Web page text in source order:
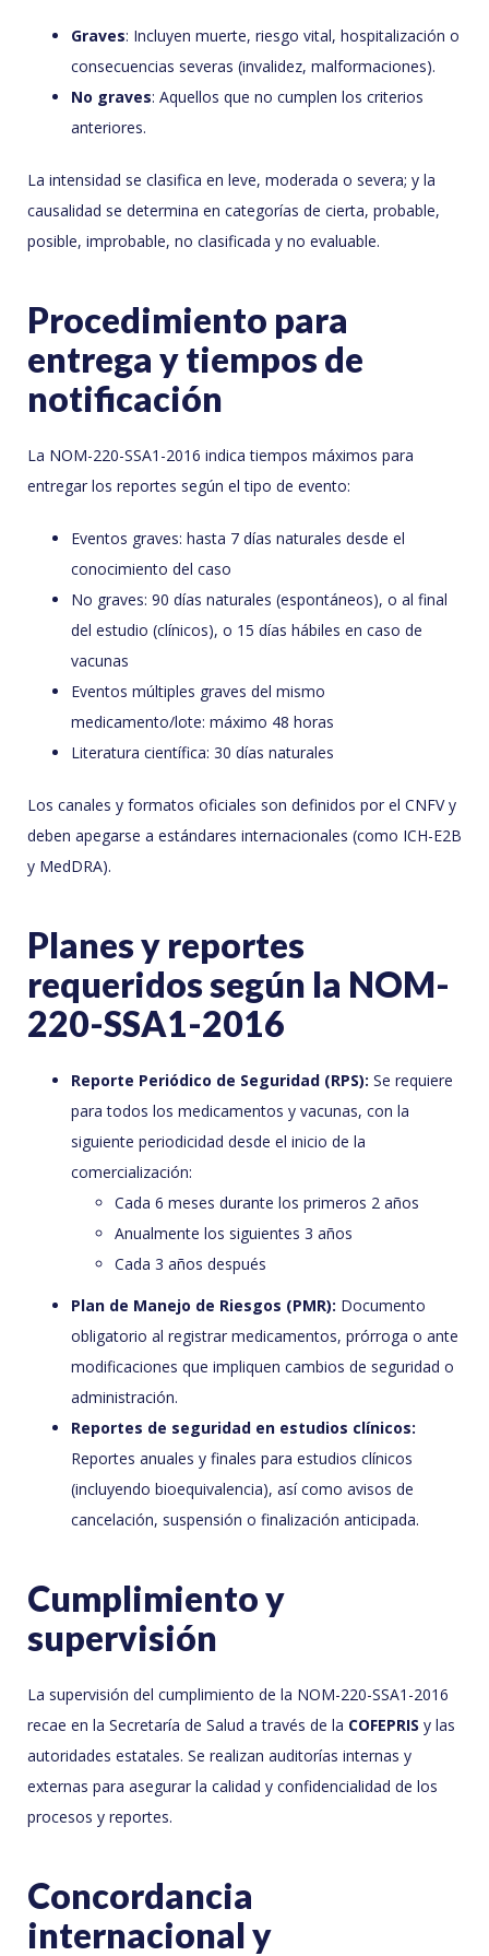
Graves: Incluyen muerte, riesgo vital, hospitalización o
consecuencias severas (invalidez, malformaciones).
No graves: Aquellos que no cumplen los criterios
anteriores.
La intensidad se clasifica en leve, moderada o severa; y la
causalidad se determina en categorías de cierta, probable,
posible, improbable, no clasificada y no evaluable.
Procedimiento para
entrega y tiempos de
notificación
La NOM-220-SSA1-2016 indica tiempos máximos para
entregar los reportes según el tipo de evento:
Eventos graves: hasta 7 días naturales desde el
conocimiento del caso
No graves: 90 días naturales (espontáneos), o al final
del estudio (clínicos), o 15 días hábiles en caso de
vacunas
Eventos múltiples graves del mismo
medicamento/lote: máximo 48 horas
Literatura científica: 30 días naturales
Los canales y formatos oficiales son definidos por el CNFV y
deben apegarse a estándares internacionales (como ICH-E2B
y MedDRA).
Planes y reportes
requeridos según la NOM-
220-SSA1-2016
Reporte Periódico de Seguridad (RPS): Se requiere
para todos los medicamentos y vacunas, con la
siguiente periodicidad desde el inicio de la
comercialización:
Cada 6 meses durante los primeros 2 años
Anualmente los siguientes 3 años
Cada 3 años después
Plan de Manejo de Riesgos (PMR): Documento
obligatorio al registrar medicamentos, prórroga o ante
modificaciones que impliquen cambios de seguridad o
administración.
Reportes de seguridad en estudios clínicos:
Reportes anuales y finales para estudios clínicos
(incluyendo bioequivalencia), así como avisos de
cancelación, suspensión o finalización anticipada.
Cumplimiento y
supervisión
La supervisión del cumplimiento de la NOM-220-SSA1-2016
recae en la Secretaría de Salud a través de la COFEPRIS y las
autoridades estatales. Se realizan auditorías internas y
externas para asegurar la calidad y confidencialidad de los
procesos y reportes.
Concordancia
internacional y